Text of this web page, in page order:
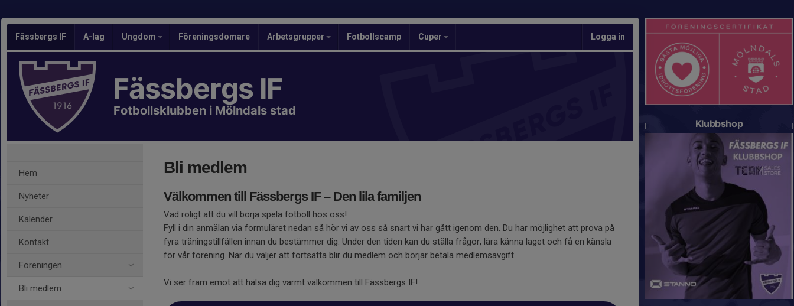
Fässbergs IF A-lag Ungdom Föreningsdomare Arbetsgrupper Fotbollscamp Cuper Logga in
Fässbergs IF
Fotbollsklubben i Mölndals stad
Hem
Nyheter
Kalender
Kontakt
Föreningen
Bli medlem
Bli medlem
Välkommen till Fässbergs IF – Den lila familjen
Vad roligt att du vill börja spela fotboll hos oss!
Fyll i din anmälan via formuläret nedan så hör vi av oss så snart vi har gått igenom den. Du har möjlighet att prova på
fyra träningstillfällen innan du bestämmer dig. Under den tiden kan du ställa frågor, lära känna laget och få en känsla
för vår förening. När du väljer att fortsätta blir du medlem och börjar betala medlemsavgift.
Vi ser fram emot att hälsa dig varmt välkommen till Fässbergs IF!
Klubbshop